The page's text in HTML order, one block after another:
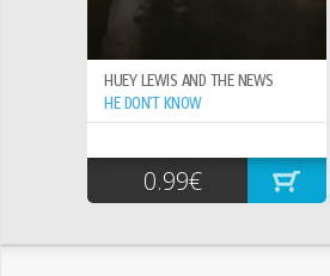
HUEY LEWIS AND THE NEWS
HE DON`T KNOW
0.99€